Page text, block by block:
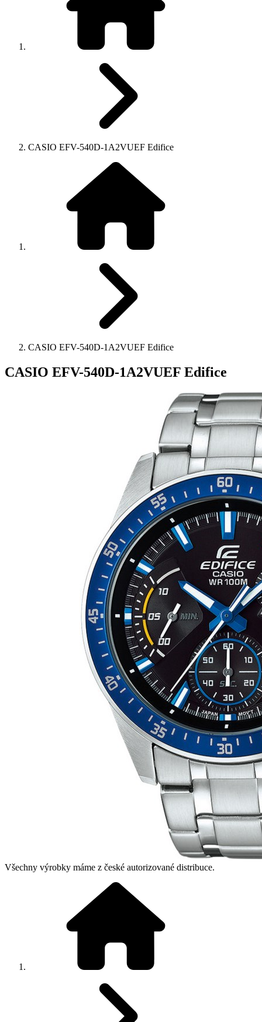
CASIO EFV-540D-1A2VUEF Edifice
CASIO EFV-540D-1A2VUEF Edifice
CASIO EFV-540D-1A2VUEF Edifice
Všechny výrobky máme z české autorizované distribuce.